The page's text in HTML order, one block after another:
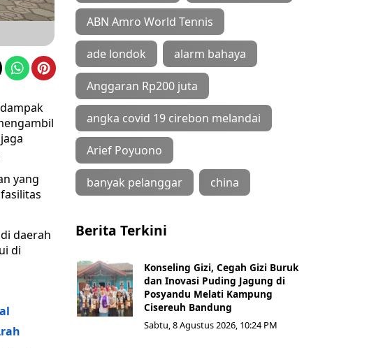
yang
daerah
di
ABN Amro World Tennis
ade londok alarm bahaya
Anggaran Rp200 juta
angka covid 19 cirebon melandai
Arief Poyuono
banyak pelanggar china
Berita Terkini
Konseling Gizi, Cegah Gizi Buruk
dan Inovasi Puding Jagung di
Posyandu Melati Kampung
Cisereuh Bandung
Sabtu, 8 Agustus 2026, 10:24 PM